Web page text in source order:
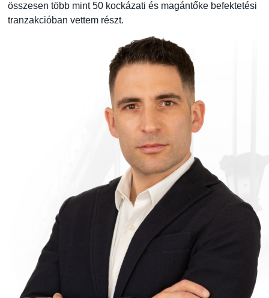
összesen több mint 50 kockázati és magántőke befektetési
tranzakcióban vettem részt.